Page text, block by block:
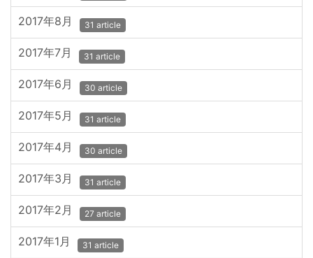
2017年8月 31 article
2017年7月 31 article
2017年6月 30 article
2017年5月 31 article
2017年4月 30 article
2017年3月 31 article
2017年2月 27 article
2017年1月 31 article